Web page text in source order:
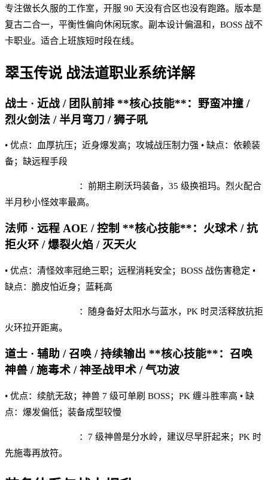
专注做长久服的工作室，开服 90 天没有合区也没有跑路。版本是
复古二合一，平衡性偏向休闲玩家。副本设计偏温和，BOSS 战不
卡职业。适合上班族短时段在线。
翠玉传说 战法道职业系统详解
战士 · 近战 / 团队前排 **核心技能**：野蛮冲撞 /
烈火剑法 / 半月弯刀 / 狮子吼
• 优点：血厚抗压；近身爆发高；攻城战压制力强 • 缺点：依赖装
备；缺远程手段
：前期主刷沃玛装备，35 级换祖玛。烈火配合
半月秒小怪效率最高。
法师 · 远程 AOE / 控制 **核心技能**：火球术 / 抗
拒火环 / 爆裂火焰 / 灭天火
• 优点：清怪效率冠绝三职；远程消耗安全；BOSS 战伤害稳定 •
缺点：脆皮怕近身；蓝耗高
：随身备好太阳水与蓝水，PK 时灵活释放抗拒
火环拉开距离。
道士 · 辅助 / 召唤 / 持续输出 **核心技能**：召唤
神兽 / 施毒术 / 神圣战甲术 / 气功波
• 优点：续航无敌；神兽 7 级可单刷 BOSS；PK 缠斗胜率高 • 缺
点：爆发偏低；装备成型较慢
：7 级神兽是分水岭，建议尽早肝起来；PK 时
先施毒再放符。